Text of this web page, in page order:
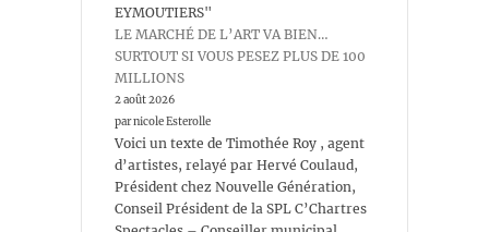
EYMOUTIERS"
LE MARCHÉ DE L’ART VA BIEN…
SURTOUT SI VOUS PESEZ PLUS DE 100
MILLIONS
2 août 2026
par nicole Esterolle
Voici un texte de Timothée Roy , agent
d’artistes, relayé par Hervé Coulaud,
Président chez Nouvelle Génération,
Conseil Président de la SPL C’Chartres